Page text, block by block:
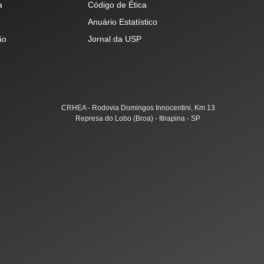
Código de Ética
Anuário Estatístico
Jornal da USP
CRHEA - Rodovia Domingos Innocentini, Km 13
Represa do Lobo (Broa) - Itirapina - SP